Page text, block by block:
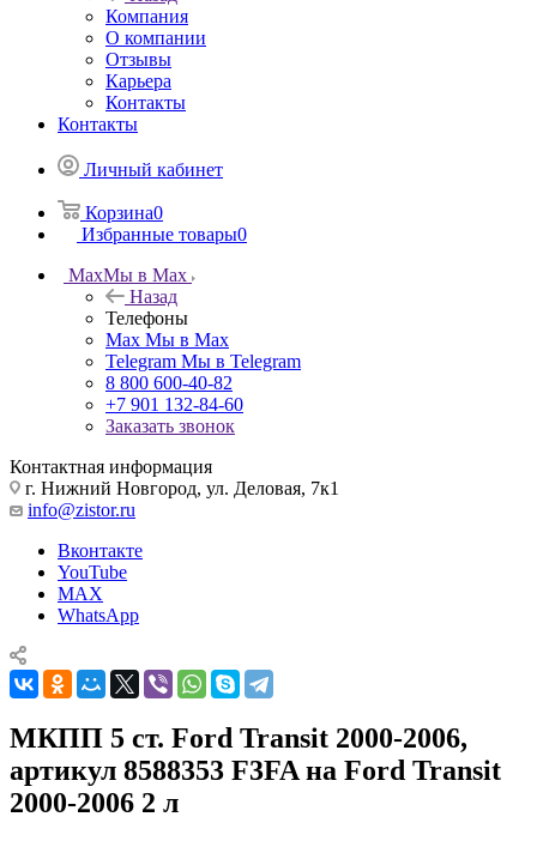
Компания
О компании
Отзывы
Карьера
Контакты
Контакты
Личный кабинет
Корзина0
Избранные товары0
MaxМы в Max
Назад
Телефоны
Max Мы в Max
Telegram Мы в Telegram
8 800 600-40-82
+7 901 132-84-60
Заказать звонок
Контактная информация
г. Нижний Новгород, ул. Деловая, 7к1
info@zistor.ru
Вконтакте
YouTube
MAX
WhatsApp
МКПП 5 ст. Ford Transit 2000-2006,
артикул 8588353 F3FA на Ford Transit
2000-2006 2 л